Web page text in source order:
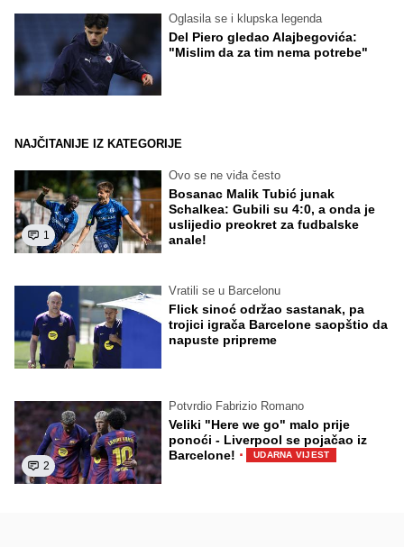
Oglasila se i klupska legenda
Del Piero gledao Alajbegovića:
"Mislim da za tim nema potrebe"
NAJČITANIJE IZ KATEGORIJE
1
Ovo se ne viđa često
Bosanac Malik Tubić junak
Schalkea: Gubili su 4:0, a onda je
uslijedio preokret za fudbalske
anale!
Vratili se u Barcelonu
Flick sinoć održao sastanak, pa
trojici igrača Barcelone saopštio da
napuste pripreme
2
Potvrdio Fabrizio Romano
Veliki "Here we go" malo prije
ponoći - Liverpool se pojačao iz
Barcelone! · UDARNA VIJEST